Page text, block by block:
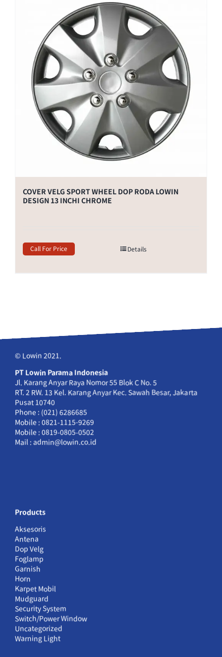
COVER VELG SPORT WHEEL DOP RODA LOWIN
DESIGN 13 INCHI CHROME
Call For Price Details
© Lowin 2021.
PT Lowin Parama Indonesia
Jl. Karang Anyar Raya Nomor 55 Blok C No. 5
RT. 2 RW. 13 Kel. Karang Anyar Kec. Sawah Besar, Jakarta
Pusat 10740
Phone : (021) 6286685
Mobile : 0821-1115-9269
Mobile : 0819-0805-0502
Mail : admin@lowin.co.id
Products
Aksesoris
Antena
Dop Velg
Foglamp
Garnish
Horn
Karpet Mobil
Mudguard
Security System
Switch/Power Window
Uncategorized
Warning Light